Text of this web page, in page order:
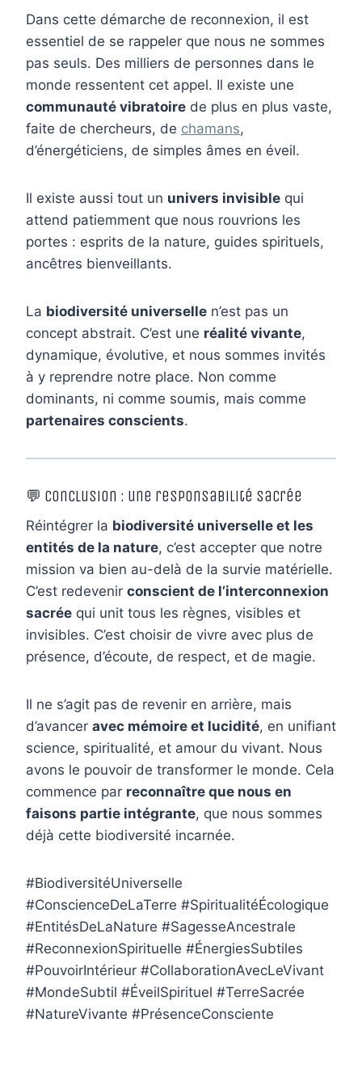
Dans cette démarche de reconnexion, il est
essentiel de se rappeler que nous ne sommes
pas seuls. Des milliers de personnes dans le
monde ressentent cet appel. Il existe une
communauté vibratoire de plus en plus vaste,
faite de chercheurs, de chamans,
d’énergéticiens, de simples âmes en éveil.
Il existe aussi tout un univers invisible qui
attend patiemment que nous rouvrions les
portes : esprits de la nature, guides spirituels,
ancêtres bienveillants.
La biodiversité universelle n’est pas un
concept abstrait. C’est une réalité vivante,
dynamique, évolutive, et nous sommes invités
à y reprendre notre place. Non comme
dominants, ni comme soumis, mais comme
partenaires conscients.
💬 Conclusion : une responsabilité sacrée
Réintégrer la biodiversité universelle et les
entités de la nature, c’est accepter que notre
mission va bien au-delà de la survie matérielle.
C’est redevenir conscient de l’interconnexion
sacrée qui unit tous les règnes, visibles et
invisibles. C’est choisir de vivre avec plus de
présence, d’écoute, de respect, et de magie.
Il ne s’agit pas de revenir en arrière, mais
d’avancer avec mémoire et lucidité, en unifiant
science, spiritualité, et amour du vivant. Nous
avons le pouvoir de transformer le monde. Cela
commence par reconnaître que nous en
faisons partie intégrante, que nous sommes
déjà cette biodiversité incarnée.
#BiodiversitéUniverselle
#ConscienceDeLaTerre #SpiritualitéÉcologique
#EntitésDeLaNature #SagesseAncestrale
#ReconnexionSpirituelle #ÉnergiesSubtiles
#PouvoirIntérieur #CollaborationAvecLeVivant
#MondeSubtil #ÉveilSpirituel #TerreSacrée
#NatureVivante #PrésenceConsciente